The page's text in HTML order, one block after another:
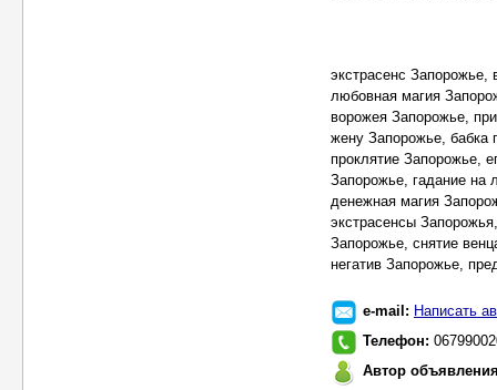
экстрасенс Запорожье,
любовная магия
ворожея Запорожье,
жену Запорожье, бабка
проклятие Запорожье,
Запорожье, гадание на
денежная магия
экстрасенсы
Запорожье, снятие
негатив Запорожье,
e-mail: Написать
Телефон:
Автор